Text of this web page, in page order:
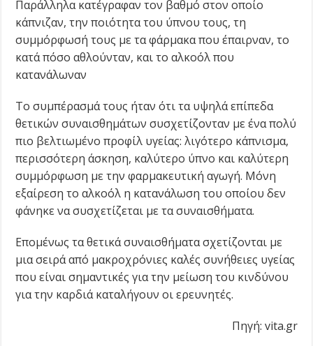
Παράλληλα κατέγραφαν τον βαθμό στον οποίο
κάπνιζαν, την ποιότητα του ύπνου τους, τη
συμμόρφωσή τους με τα φάρμακα που έπαιρναν, το
κατά πόσο αθλούνταν, και το αλκοόλ που
κατανάλωναν
Το συμπέρασμά τους ήταν ότι τα υψηλά επίπεδα
θετικών συναισθημάτων συσχετίζονταν με ένα πολύ
πιο βελτιωμένο προφίλ υγείας: λιγότερο κάπνισμα,
περισσότερη άσκηση, καλύτερο ύπνο και καλύτερη
συμμόρφωση με την φαρμακευτική αγωγή. Μόνη
εξαίρεση το αλκοόλ η κατανάλωση του οποίου δεν
φάνηκε να συσχετίζεται με τα συναισθήματα.
Επομένως τα θετικά συναισθήματα σχετίζονται με
μια σειρά από μακροχρόνιες καλές συνήθειες υγείας
που είναι σημαντικές για την μείωση του κινδύνου
για την καρδιά καταλήγουν οι ερευνητές.
Πηγή: vita.gr